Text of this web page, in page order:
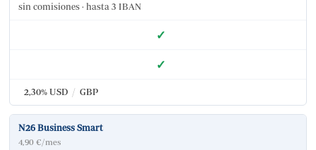
sin comisiones · hasta 3 IBAN
✓
✓
2,30% USD / GBP
N26 Business Smart
4,90 €/mes